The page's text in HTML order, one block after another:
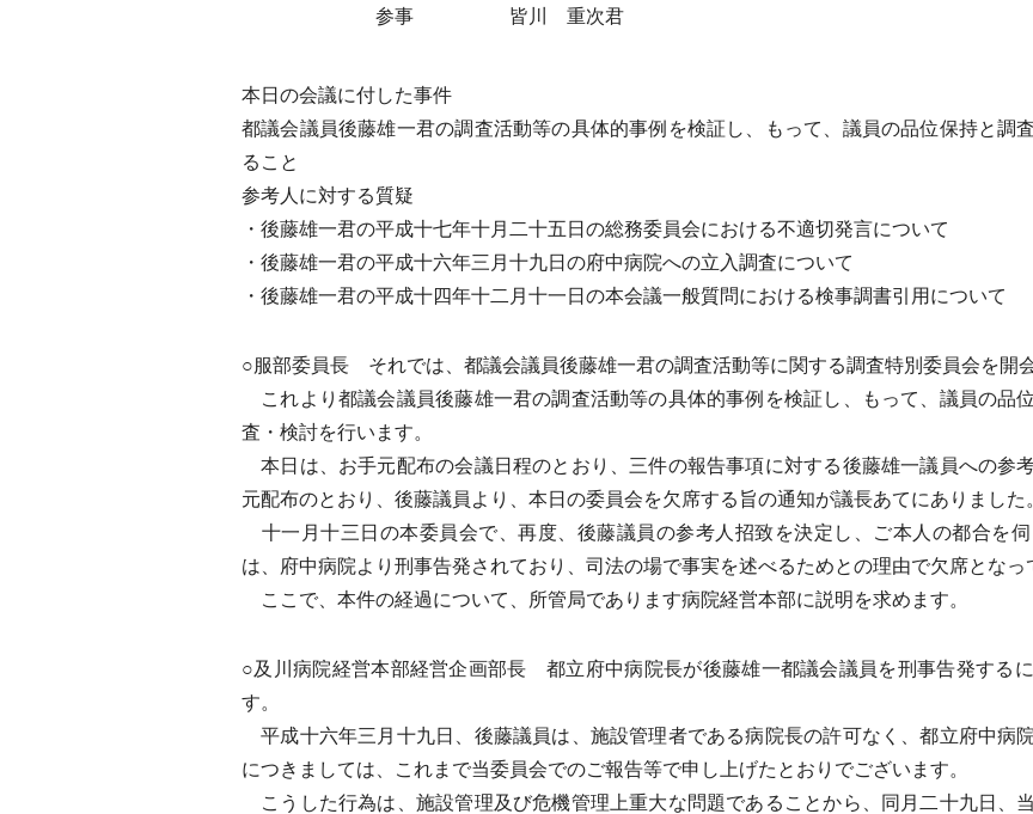
参事 皆川 重次君
本日の会議に付した事件
都議会議員後藤雄一君の調査活動等の具体的事例を検証し、もって、議員の品位保持と調
ること
参考人に対する質疑
・後藤雄一君の平成十七年十月二十五日の総務委員会における不適切発言について
・後藤雄一君の平成十六年三月十九日の府中病院への立入調査について
・後藤雄一君の平成十四年十二月十一日の本会議一般質問における検事調書引用について
○服部委員長 それでは、都議会議員後藤雄一君の調査活動等に関する調査特別委員会を開会
これより都議会議員後藤雄一君の調査活動等の具体的事例を検証し、もって、議員の品
査・検討を行います。
本日は、お手元配布の会議日程のとおり、三件の報告事項に対する後藤雄一議員への参
元配布のとおり、後藤議員より、本日の委員会を欠席する旨の通知が議長あてにありました
十一月十三日の本委員会で、再度、後藤議員の参考人招致を決定し、ご本人の都合を
は、府中病院より刑事告発されており、司法の場で事実を述べるためとの理由で欠席となっ
ここで、本件の経過について、所管局であります病院経営本部に説明を求めます。
○及川病院経営本部経営企画部長 都立府中病院長が後藤雄一都議会議員を刑事告発する
す。
平成十六年三月十九日、後藤議員は、施設管理者である病院長の許可なく、都立府中病
につきましては、これまで当委員会でのご報告等で申し上げたとおりでございます。
こうした行為は、施設管理及び危機管理上重大な問題であることから、同月二十九日、